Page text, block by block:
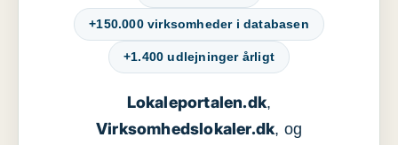
+150.000 virksomheder i databasen
+1.400 udlejninger årligt
Lokaleportalen.dk,
Virksomhedslokaler.dk, og